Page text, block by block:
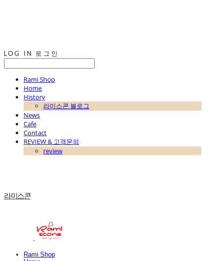
LOG IN 로그인
Rami Shop
Home
History
라미스콘 블로그
News
Cafe
Contact
REVIEW & 고객문의
review
라미스콘
Rami Shop